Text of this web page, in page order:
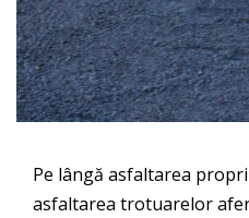
Pe lângă asfaltarea
asfaltarea trotuarelor